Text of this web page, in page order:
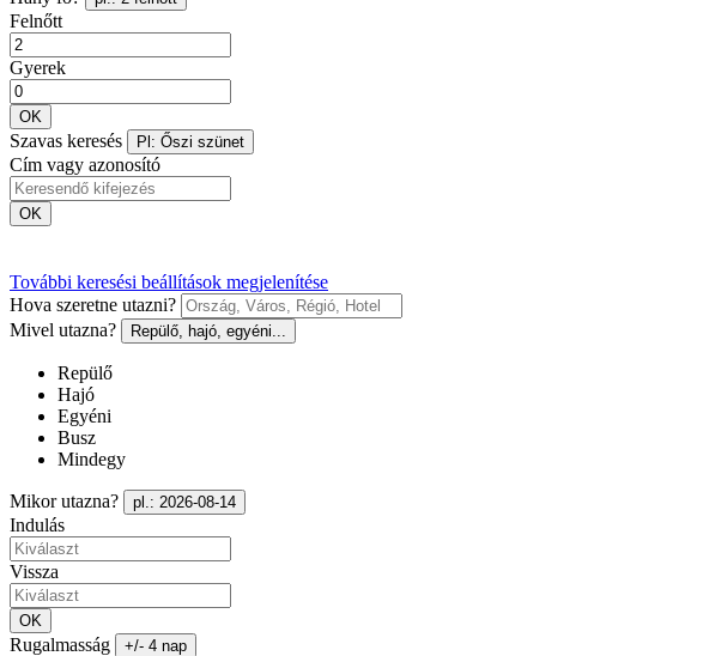
Felnőtt
Gyerek
OK
Szavas keresés Pl: Őszi szünet
Cím vagy azonosító
OK
További keresési beállítások megjelenítése
Hova szeretne utazni?
Mivel utazna?
Repülő, hajó, egyéni...
Repülő
Hajó
Egyéni
Busz
Mindegy
Mikor utazna? pl.: 2026-08-14
Indulás
Vissza
OK
Rugalmasság +/- 4 nap